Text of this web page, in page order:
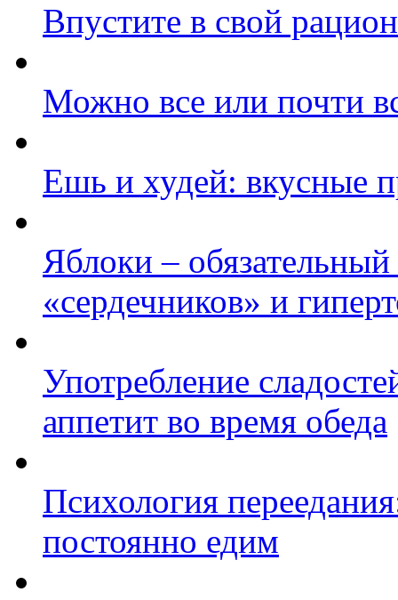
Впустите в свой
Можно все или почти
Ешь и худей: вкусные
Яблоки –
«сердечников» и
Употребление
аппетит во время обеда
Психология
постоянно едим